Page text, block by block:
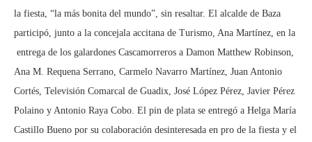
la fiesta, “la más bonita del mundo”, sin resaltar. El alcalde de Baza
participó, junto a la concejala accitana de Turismo, Ana Martínez, en la
entrega de los galardones Cascamorreros a Damon Matthew Robinson,
Ana M. Requena Serrano, Carmelo Navarro Martínez, Juan Antonio
Cortés, Televisión Comarcal de Guadix, José López Pérez, Javier Pérez
Polaino y Antonio Raya Cobo. El pin de plata se entregó a Helga María
Castillo Bueno por su colaboración desinteresada en pro de la fiesta y el